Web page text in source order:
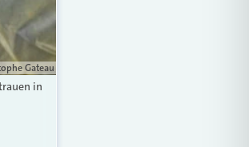
Gateau
in